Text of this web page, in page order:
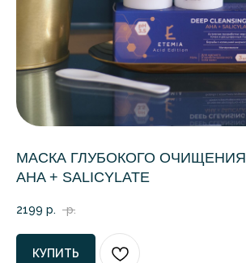
МАСКА ГЛУБОКОГО ОЧИЩЕНИЯ
AHA + SALICYLATE
2199 р. р.
КУПИТЬ